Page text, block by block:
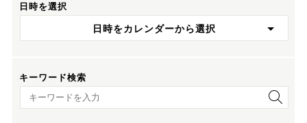
日時を選択
日時をカレンダーから選択
キーワード検索
キーワード検索